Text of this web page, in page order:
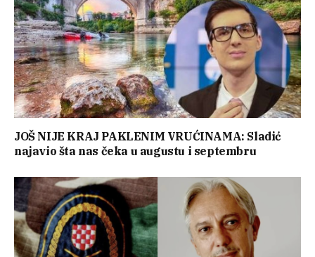
JOŠ NIJE KRAJ PAKLENIM VRUĆINAMA: Sladić
najavio šta nas čeka u augustu i septembru